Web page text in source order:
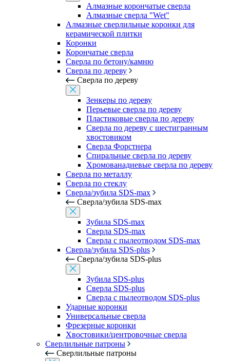
Алмазные корончатые сверла
Алмазные сверла "Wet"
Алмазные сверлильные коронки для
керамической плитки
Коронки
Корончатые сверла
Сверла по бетону/камню
Сверла по дереву
Сверла по дереву
Зенкеры по дереву
Перьевые сверла по дереву
Пластиковые сверла по дереву
Сверла по дереву с шестигранным
хвостовиком
Сверла Форстнера
Спиральные сверла по дереву
Хромованадиевые сверла по дереву
Сверла по металлу
Сверла по стеклу
Сверла/зубила SDS-max
Сверла/зубила SDS-max
Зубила SDS-max
Сверла SDS-max
Сверла с пылеотводом SDS-max
Сверла/зубила SDS-plus
Сверла/зубила SDS-plus
Зубила SDS-plus
Сверла SDS-plus
Сверла с пылеотводом SDS-plus
Ударные коронки
Универсальные сверла
Фрезерные коронки
Хвостовики/центровочные сверла
Сверлильные патроны
Сверлильные патроны